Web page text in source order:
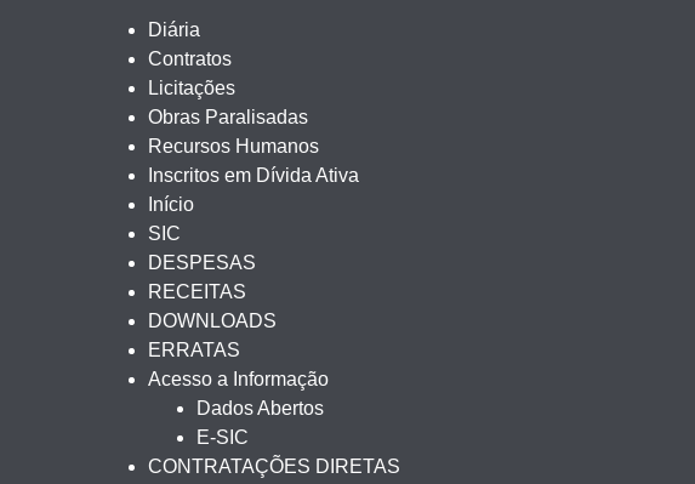
Diária
Contratos
Licitações
Obras Paralisadas
Recursos Humanos
Inscritos em Dívida Ativa
Início
SIC
DESPESAS
RECEITAS
DOWNLOADS
ERRATAS
Acesso a Informação
Dados Abertos
E-SIC
CONTRATAÇÕES DIRETAS